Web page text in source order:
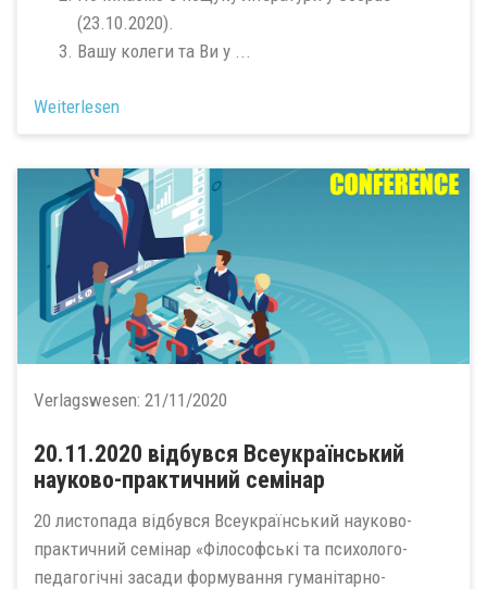
(23.10.2020).
Вашу колеги та Ви у ...
Weiterlesen
Verlagswesen: 21/11/2020
20.11.2020 відбувся Всеукраїнський
науково-практичний семінар
20 листопада відбувся Всеукраїнський науково-
практичний семінар «Філософські та психолого-
педагогічні засади формування гуманітарно-